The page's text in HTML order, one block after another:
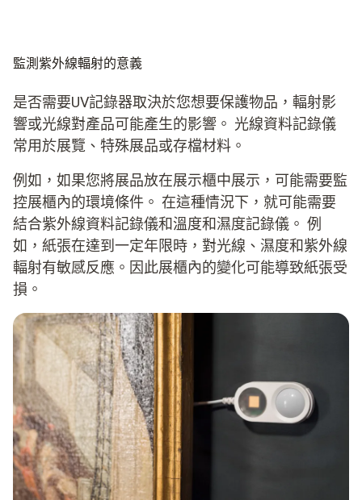
監測紫外線輻射的意義
是否需要UV記錄器取決於您想要保護物品，輻射影
響或光線對產品可能產生的影響。 光線資料記錄儀
常用於展覽、特殊展品或存檔材料。
例如，如果您將展品放在展示櫃中展示，可能需要監
控展櫃內的環境條件。 在這種情況下，就可能需要
結合紫外線資料記錄儀和溫度和濕度記錄儀。 例
如，紙張在達到一定年限時，對光線、濕度和紫外線
輻射有敏感反應。因此展櫃內的變化可能導致紙張受
損。